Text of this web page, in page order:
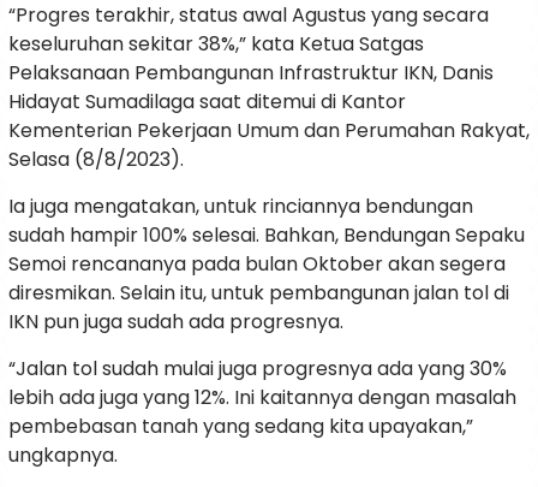
“Progres terakhir, status awal Agustus yang secara
keseluruhan sekitar 38%,” kata Ketua Satgas
Pelaksanaan Pembangunan Infrastruktur IKN, Danis
Hidayat Sumadilaga saat ditemui di Kantor
Kementerian Pekerjaan Umum dan Perumahan Rakyat,
Selasa (8/8/2023).
Ia juga mengatakan, untuk rinciannya bendungan
sudah hampir 100% selesai. Bahkan, Bendungan Sepaku
Semoi rencananya pada bulan Oktober akan segera
diresmikan. Selain itu, untuk pembangunan jalan tol di
IKN pun juga sudah ada progresnya.
“Jalan tol sudah mulai juga progresnya ada yang 30%
lebih ada juga yang 12%. Ini kaitannya dengan masalah
pembebasan tanah yang sedang kita upayakan,”
ungkapnya.